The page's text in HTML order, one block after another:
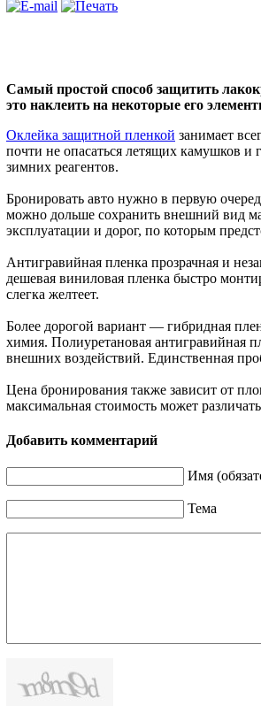
Самый простой способ защитить
это наклеить на некоторые его
Оклейка защитной пленкой занимает
почти не опасаться летящих камушков и
зимних реагентов.
Бронировать авто нужно в первую
можно дольше сохранить внешний вид
эксплуатации и дорог, по которым
Антигравийная пленка прозрачная и
дешевая виниловая пленка быстро
слегка желтеет.
Более дорогой вариант — гибридная
химия. Полиуретановая антигравийная
внешних воздействий. Единственная
Цена бронирования также зависит от
максимальная стоимость может
Добавить комментарий
Имя
Тема